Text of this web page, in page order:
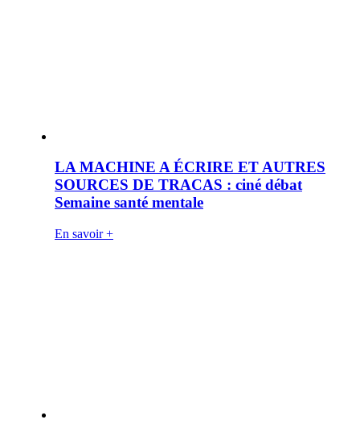
LA MACHINE A ÉCRIRE ET AUTRES
SOURCES DE TRACAS : ciné débat
Semaine santé mentale
En savoir +